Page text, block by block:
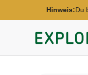
Hinweis:Du
Explorer
Fernreisen